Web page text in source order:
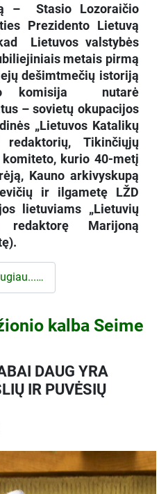
– Stasio Lozoraičio
Prezidento Lietuvą
Lietuvos valstybės
metais pirmą
dešimtmečių istoriją
komisija nutarė
– sovietų okupacijos
„Lietuvos Katalikų
redaktorių, Tikinčiųjų
kurio 40-metį
Kauno arkivyskupą
ir ilgametę LŽD
lietuviams „Lietuvių
redaktorę Marijoną
kalba Seime
DAUG YRA
IR PUVĖSIŲ